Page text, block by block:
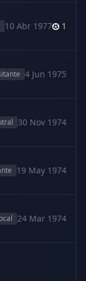
10 Abr 1977 1
4 Jun 1975
30 Nov 1974
19 May 1974
24 Mar 1974